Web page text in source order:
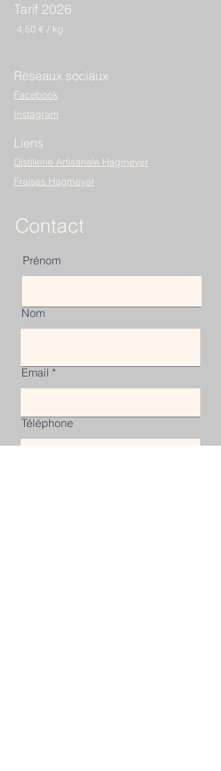
Tarif 2026
4,50 € / kg
Réseaux sociaux
Facebook
Instagram
Liens
Distillerie Artisanale Hagmeyer
Fraises Hagmeyer
Contact
Prénom
Nom
Email
Téléphone